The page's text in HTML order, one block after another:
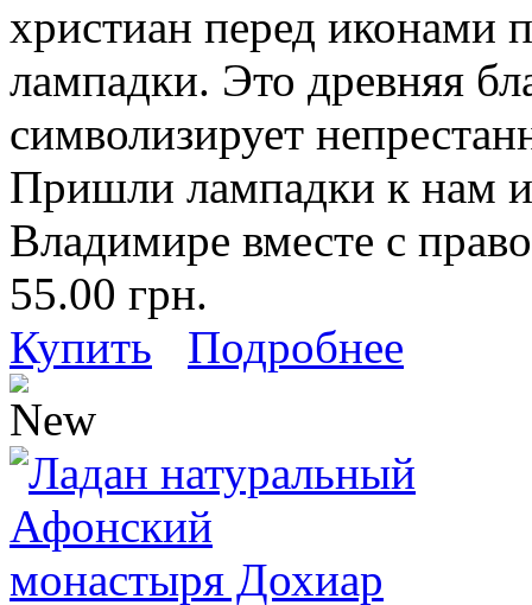
христиан перед иконами
лампадки. Это древняя
символизирует
Пришли лампадки к нам
Владимире вместе с
55.00 грн.
Купить
Подробнее